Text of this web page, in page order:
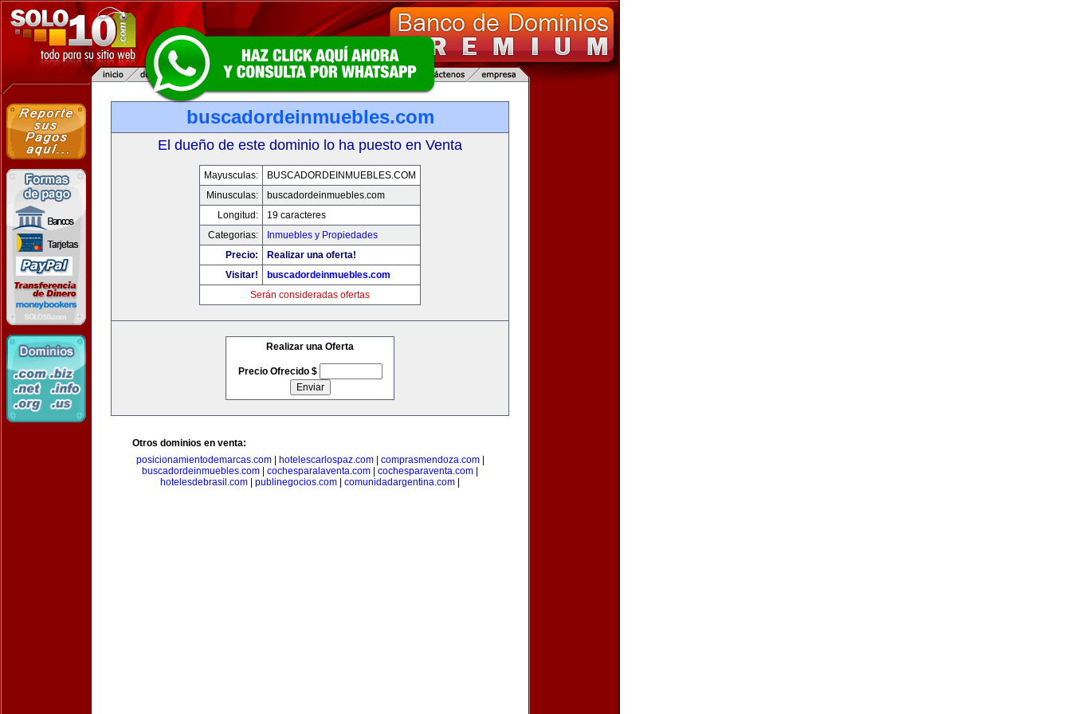
buscadordeinmuebles.com
El dueño de este dominio lo ha puesto en Venta
Mayusculas:
BUSCADORDEINMUEBLES.COM
Minusculas:
buscadordeinmuebles.com
Longitud:
19 caracteres
Categorias:
Inmuebles y Propiedades
Precio:
Realizar una oferta!
Visitar!
buscadordeinmuebles.com
Serán consideradas ofertas
Realizar una Oferta
Precio Ofrecido $
Otros dominios en venta:
posicionamientodemarcas.com| hotelescarlospaz.com| comprasmendoza.com|
buscadordeinmuebles.com
cochesparalaventa.com cochesparaventa.com
hotelesdebrasil.com
publinegocios.com comunidadargentina.com